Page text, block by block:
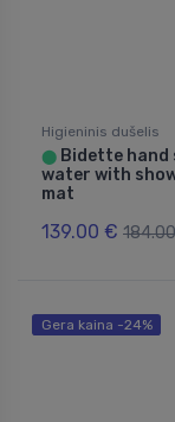
Higieninis dušelis
⬤ Bidette hand
water with
mat
139.00 €
Gera kaina -24%